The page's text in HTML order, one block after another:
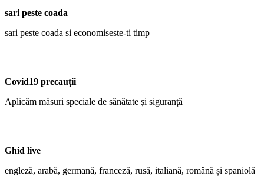
sari peste coada
sari peste coada si economiseste-ti timp
Covid19 precauții
Aplicăm măsuri speciale de sănătate și siguranță
Ghid live
engleză, arabă, germană, franceză, rusă, italiană, română și spaniolă